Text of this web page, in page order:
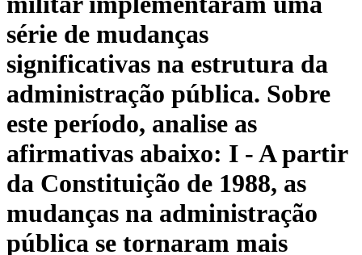
série de mudanças
significativas na estrutura da
administração pública. Sobre
este período, analise as
afirmativas abaixo: I - A partir
da Constituição de 1988, as
mudanças na administração
pública se tornaram mais